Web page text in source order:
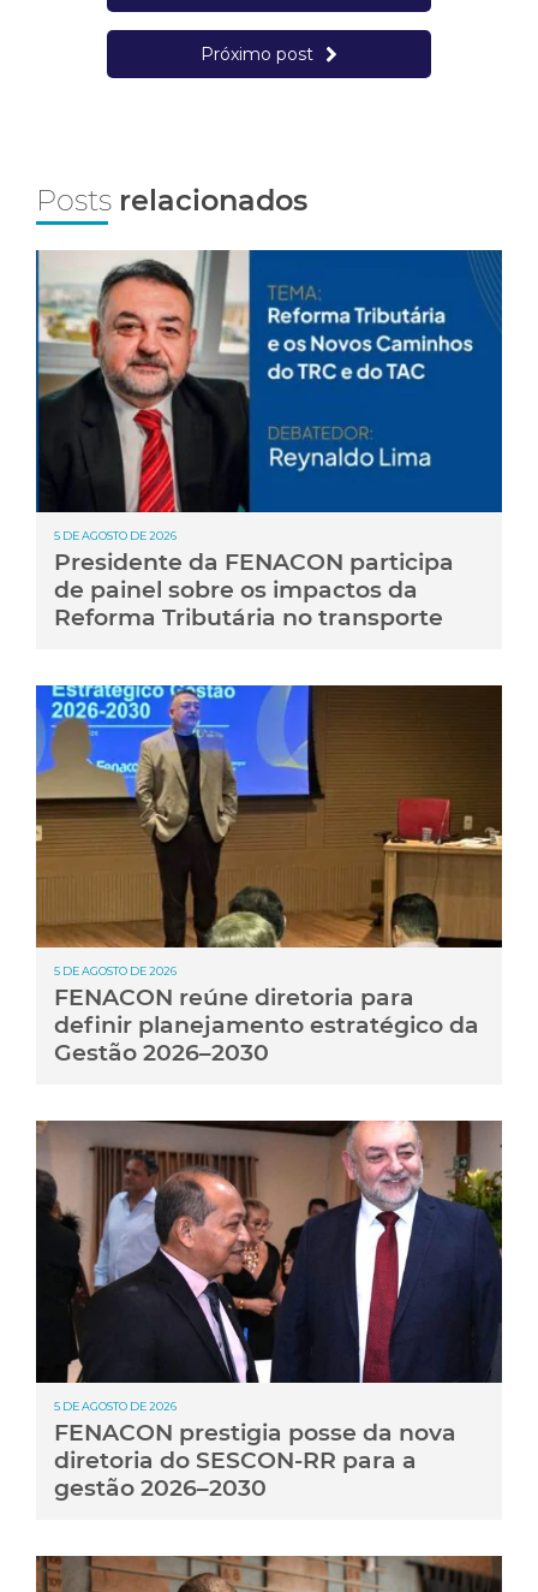
Próximo post
Posts relacionados
5 DE AGOSTO DE 2026
Presidente da FENACON participa
de painel sobre os impactos da
Reforma Tributária no transporte
5 DE AGOSTO DE 2026
FENACON reúne diretoria para
definir planejamento estratégico da
Gestão 2026–2030
5 DE AGOSTO DE 2026
FENACON prestigia posse da nova
diretoria do SESCON-RR para a
gestão 2026–2030